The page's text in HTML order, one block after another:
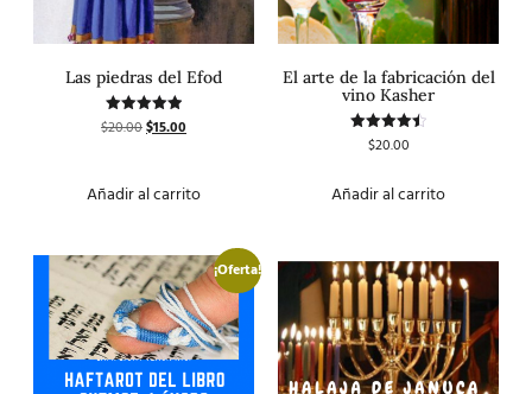
Las piedras del Efod
Valorado
con
$20.00$15.00
Añadir al carrito
El arte de la fabricación del
vino Kasher
Valorado
$20.00
Añadir al carrito
¡Oferta!